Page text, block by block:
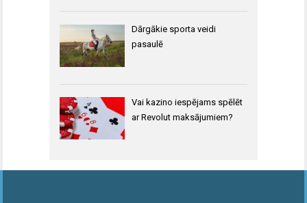
Dārgākie sporta veidi
pasaulē
Vai kazino iespējams spēlēt
ar Revolut maksājumiem?